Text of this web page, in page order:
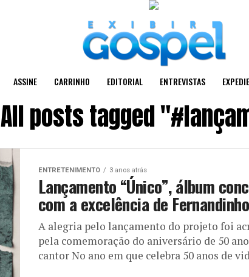
ASSINE CARRINHO EDITORIAL ENTREVISTAS
All posts tagged
ENTRETENIMENTO 3 anos atrás
Lançamento “Único”, álbum
com a excelência de Fernandinho
A alegria pelo lançamento do projeto foi
pela comemoração do aniversário de 50
cantor No ano em que celebra 50 anos de